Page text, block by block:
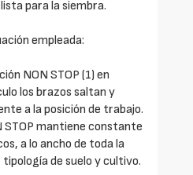
para la siembra.
empleada:
NON STOP (1) en
los brazos saltan y
a la posición de trabajo.
STOP mantiene constante
a lo ancho de toda la
de suelo y cultivo.